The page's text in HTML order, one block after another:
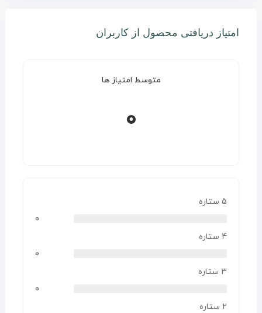
امتیاز دریافتی محصول از کاربران
متوسط امتیاز ها
0
5 ستاره
0
4 ستاره
0
3 ستاره
0
2 ستاره